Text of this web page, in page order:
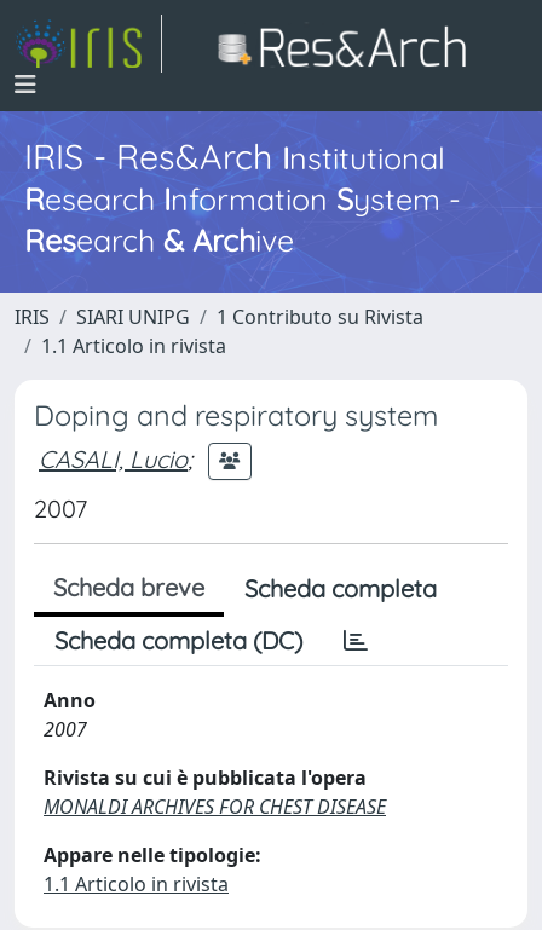
IRIS - Res&ArchInstitutional
Research InformationSystem -
Research & Archive
IRIS SIARI UNIPG
1 Contributo su Rivista
1.1 Articolo in rivista
Doping and respiratory system
CASALI, Lucio;
2007
Scheda breve
Scheda completa
Scheda completa (DC)
Anno
2007
Rivista su cui è pubblicata l'opera
MONALDI ARCHIVES FOR CHEST DISEASE
Appare nelle tipologie:
1.1 Articolo in rivista